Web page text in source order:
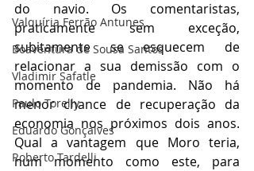
Valquíria Ferrão Antunes
Boaventura de Sousa Santos
Vladimir Safatle
Paulo Torelly
Eduardo Gonçalves
Roberto Tardelli
do navio. Os comentaristas,
praticamente sem exceção,
subitamente se esquecem de
relacionar a sua demissão com o
momento de pandemia. Não há
menor chance de recuperação da
economia nos próximos dois anos.
Qual a vantagem que Moro teria,
num momento como este, para